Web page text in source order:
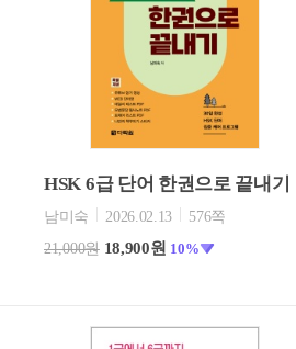
HSK 6급 단어 한권으로 끝내기
남미숙 2026.02.13
576쪽
21,000원 18,900원 10%